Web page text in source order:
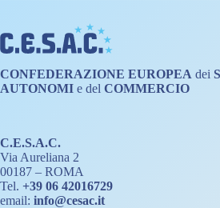
CONFEDERAZIONE EUROPEA dei
AUTONOMI e del COMMERCIO
C.E.S.A.C.
Via Aureliana 2
00187 – ROMA
Tel. +39 06 42016729
email: info@cesac.it